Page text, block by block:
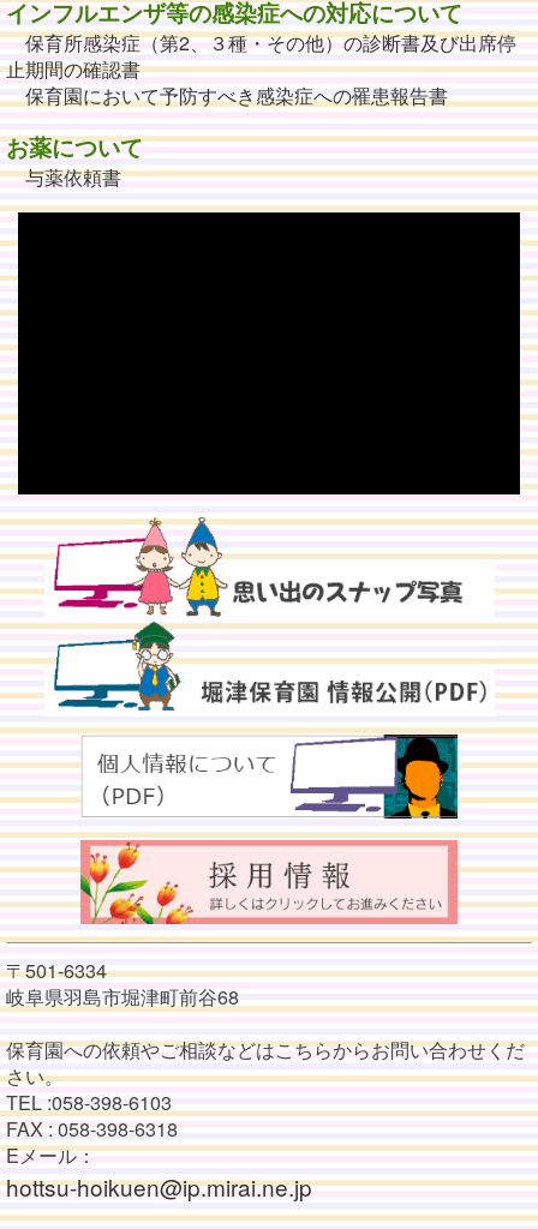
インフルエンザ等の感染症への対応について
保育所感染症（第2、３種・その他）の診断書及び出席停
止期間の確認書
保育園において予防すべき感染症への罹患報告書
お薬について
与薬依頼書
〒501-6334
岐阜県羽島市堀津町前谷68
保育園への依頼やご相談などはこちらからお問い合わせくだ
さい。
TEL :058-398-6103
FAX : 058-398-6318
Eメール：
hottsu-hoikuen@ip.mirai.ne.jp